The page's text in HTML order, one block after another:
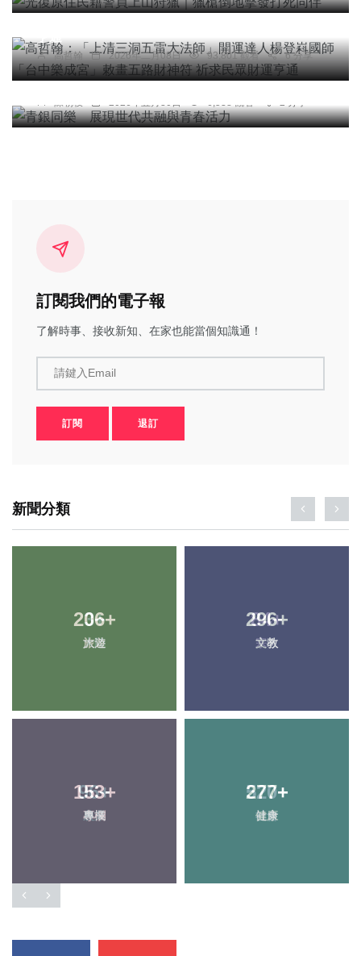
國師「台中樂成宮」敕畫五路財神符 祈求民眾財運
高哲翰 2026年二月08日 93,801 觀看 6 分享
綜合新聞
青銀同樂 展現世代共融與青春活力
陳朝枝 2026年五月30日 6,538 觀看 2 分享
訂閱我們的電子報
了解時事、接收新知、在家也能當個知識通！
請鍵入Email
訂閱 退訂
新聞分類
206+
旅遊
296+
文教
153+
專欄
277+
健康
3+
大陸
84+
宗教
96+
農業
520+
社會